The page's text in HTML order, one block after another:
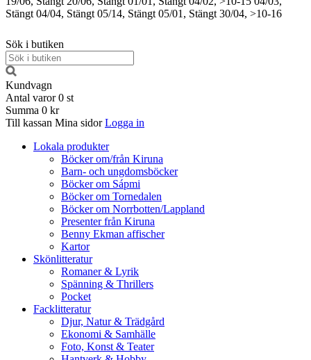
Stängt 04/04, Stängt 05/14, Stängt 05/01, Stängt 30/04, >10-16
Sök i butiken
Kundvagn
Antal varor 0 st
Summa 0 kr
Till kassan Mina sidor Logga in
Lokala produkter
Böcker om/från Kiruna
Barn- och ungdomsböcker
Böcker om Sápmi
Böcker om Tornedalen
Böcker om Norrbotten/Lappland
Presenter från Kiruna
Benny Ekman affischer
Kartor
Skönlitteratur
Romaner & Lyrik
Spänning & Thrillers
Pocket
Facklitteratur
Djur, Natur & Trädgård
Ekonomi & Samhälle
Foto, Konst & Teater